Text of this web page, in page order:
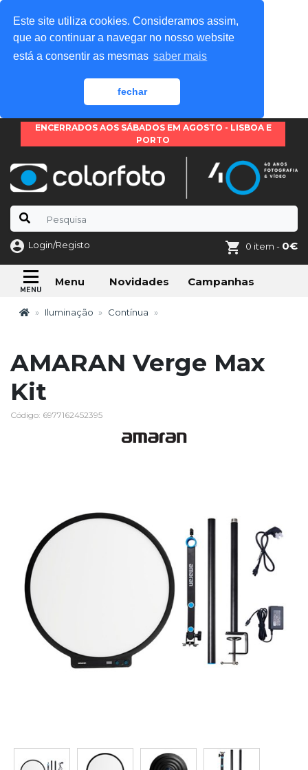
Este site utiliza cookies. Consideramos assim,
que ao continuar a navegar no nosso website
está a consentir as mesmas saber mais
fechar
ENCERRADOS AOS SÁBADOS EM AGOSTO - LISBOA E
PORTO
Login/Registo 0 item - 0€
Menu Novidades Campanhas
Iluminação Contínua
AMARAN Verge Max
Kit
Código: 6977162452395